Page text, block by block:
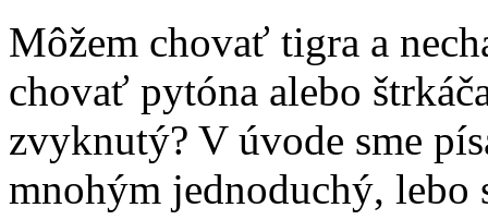
Môžem chovať tigra a
chovať pytóna alebo
zvyknutý? V úvode sme
mnohým jednoduchý, lebo